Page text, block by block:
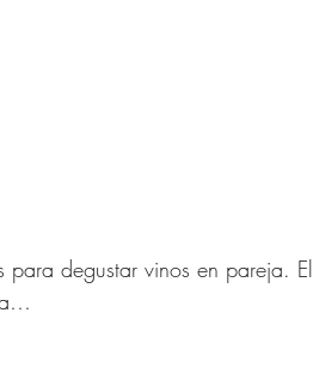
degustar vinos en pareja. El